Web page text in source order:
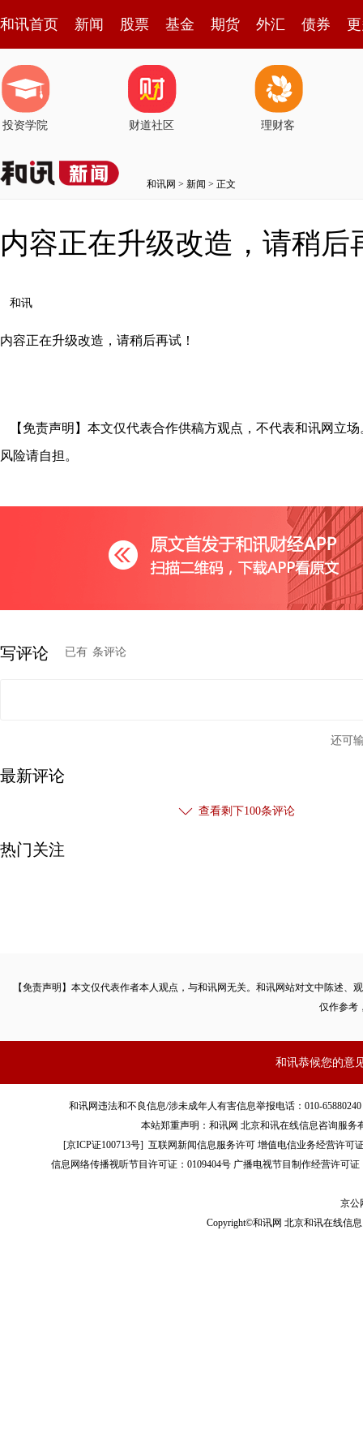
和讯首页 新闻 股票 基金 期货 外汇 债券
投资学院 财道社区 理财客
和讯网 > 新闻 > 正文
内容正在升级改造，请稍后
和讯
内容正在升级改造，请稍后再试！
【免责声明】本文仅代表合作供稿方观点，不代表和讯网立
风险请自担。
写评论 已有 条评论
还可
最新评论
查看剩下100条评论
热门关注
【免责声明】本文仅代表作者本人观点，与和讯网无关。和讯网站对文中陈述
仅作参考
和讯恭候您的意
和讯网违法和不良信息/涉未成年人有害信息举报电话：010-
本站郑重声明：和讯网 北京和讯在线信息咨询服
[京ICP证100713号]互联网新闻信息服务许可 增值电信业务经营许可
信息网络传播视听节目许可证：0109404号 广播电视节目制作经营许可证
京公
Copyright©和讯网 北京和讯在线信